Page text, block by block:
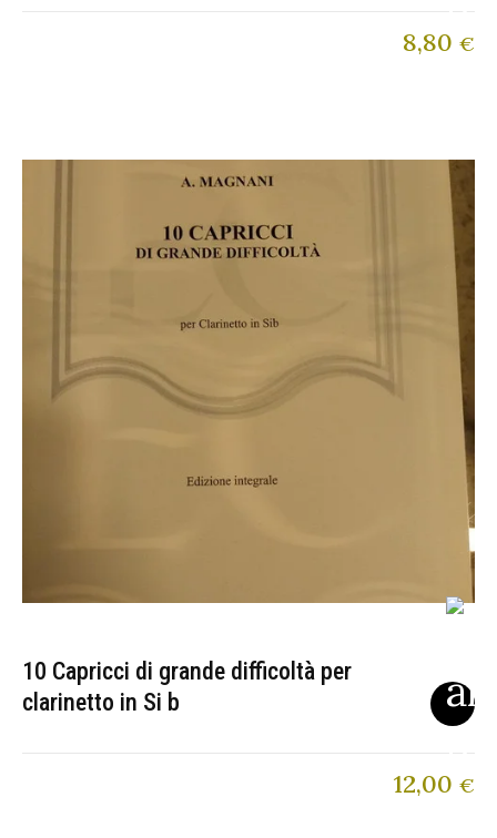
8,80 €
10 Capricci di grande difficoltà per
clarinetto in Si b
12,00 €